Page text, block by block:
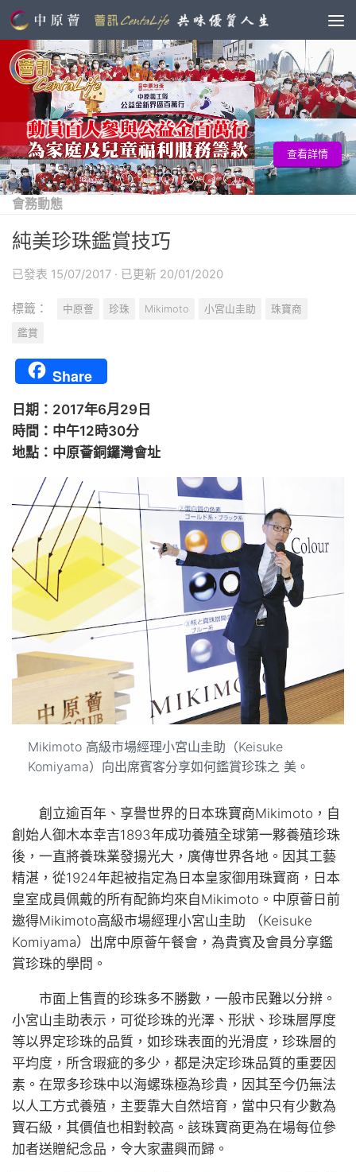
查看詳情
會務動態
純美珍珠鑑賞技巧
已發表 15/07/2017 · 已更新 20/01/2020
標籤： 中原薈 珍珠 Mikimoto 小宮山圭助
珠寶商
鑑賞
Share
日期：2017年6月29日
時間：中午12時30分
地點：中原薈銅鑼灣會址
Mikimoto 高級市場經理小宮山圭助（Keisuke
Komiyama）向出席賓客分享如何鑑賞珍珠之 美。
創立逾百年、享譽世界的日本珠寶商Mikimoto，自
創始人御木本幸吉1893年成功養殖全球第一夥養殖珍珠
後，一直將養珠業發揚光大，廣傳世界各地。因其工藝
精湛，從1924年起被指定為日本皇家御用珠寶商，日本
皇室成員佩戴的所有配飾均來自Mikimoto。中原薈日前
邀得Mikimoto高級市場經理小宮山圭助 （Keisuke
Komiyama）出席中原薈午餐會，為貴賓及會員分享鑑
賞珍珠的學問。
市面上售賣的珍珠多不勝數，一般市民難以分辨。
小宮山圭助表示，可從珍珠的光澤、形狀、珍珠層厚度
等以界定珍珠的品質，如珍珠表面的光滑度，珍珠層的
平均度，所含瑕疵的多少，都是決定珍珠品質的重要因
素。在眾多珍珠中以海螺珠極為珍貴，因其至今仍無法
以人工方式養殖，主要靠大自然培育，當中只有少數為
寶石級，其價值也相對較高。該珠寶商更為在場每位參
加者送贈紀念品，令大家盡興而歸。